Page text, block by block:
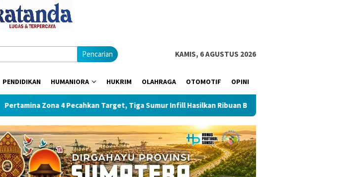
Pencarian KAMIS, 6 AGUSTUS 2026
PENDIDIKAN HUMANIORA HUKRIM OLAHRAGA OTOMOTIF OPINI
Zona 4 Pecahkan Target, Tiga Sumur Infill Hasilkan Ribuan Barel Minyak per Hari